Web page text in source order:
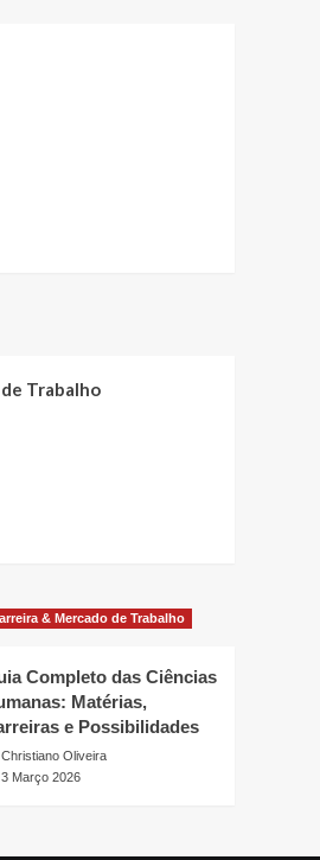
Trabalho
& Mercado de Trabalho
Completo das Ciências
Matérias,
e Possibilidades
Christiano Oliveira
3 Março 2026